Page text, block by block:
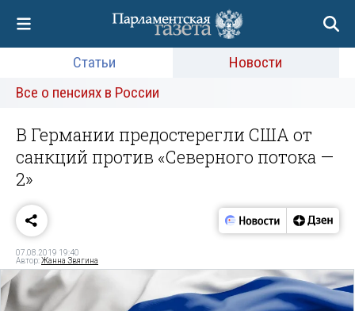
Статьи
Новости
Все о пенсиях в России
В Германии предостерегли США от
санкций против «Северного потока —
2»
07.08.2019 19:40
Автор:Жанна Звягина